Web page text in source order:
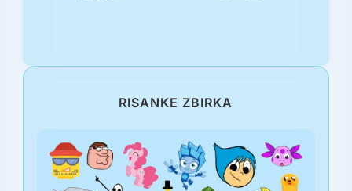
RISANKE ZBIRKA